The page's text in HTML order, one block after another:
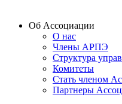
Об Ассоциации
О нас
Члены АРПЭ
Структура
Комитеты
Стать членом
Партнеры